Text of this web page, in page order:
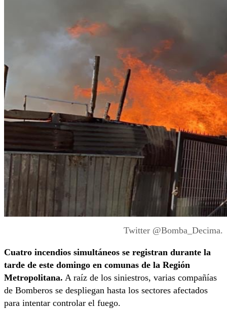
Twitter @Bomba_Decima.
Cuatro incendios simultáneos se registran durante la
tarde de este domingo en comunas de la Región
Metropolitana. A raíz de los siniestros, varias compañías
de Bomberos se despliegan hasta los sectores afectados
para intentar controlar el fuego.